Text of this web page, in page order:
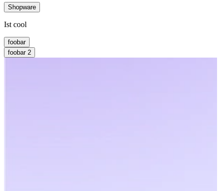
Shopware
Ist cool
foobar
foobar 2